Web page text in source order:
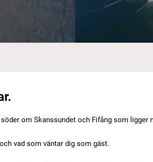
om Skanssundet och Fifång som ligger
vad som väntar dig som gäst.